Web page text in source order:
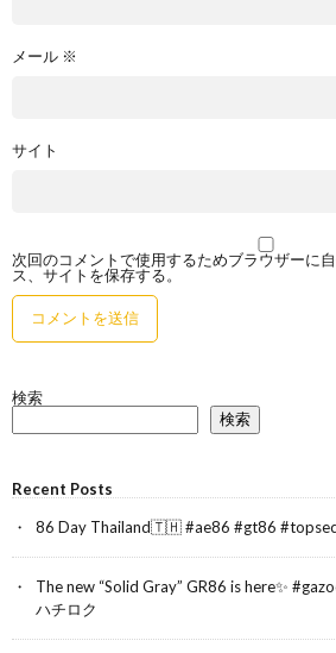
メール ※
サイト
次回のコメントで使用するためブラウザーに
ス、サイトを保存する。
検索
検索
Recent Posts
86 Day Thailand🇹🇭 #ae86 #gt86
The new “Solid Gray” GR86 is here✨
ハチロク